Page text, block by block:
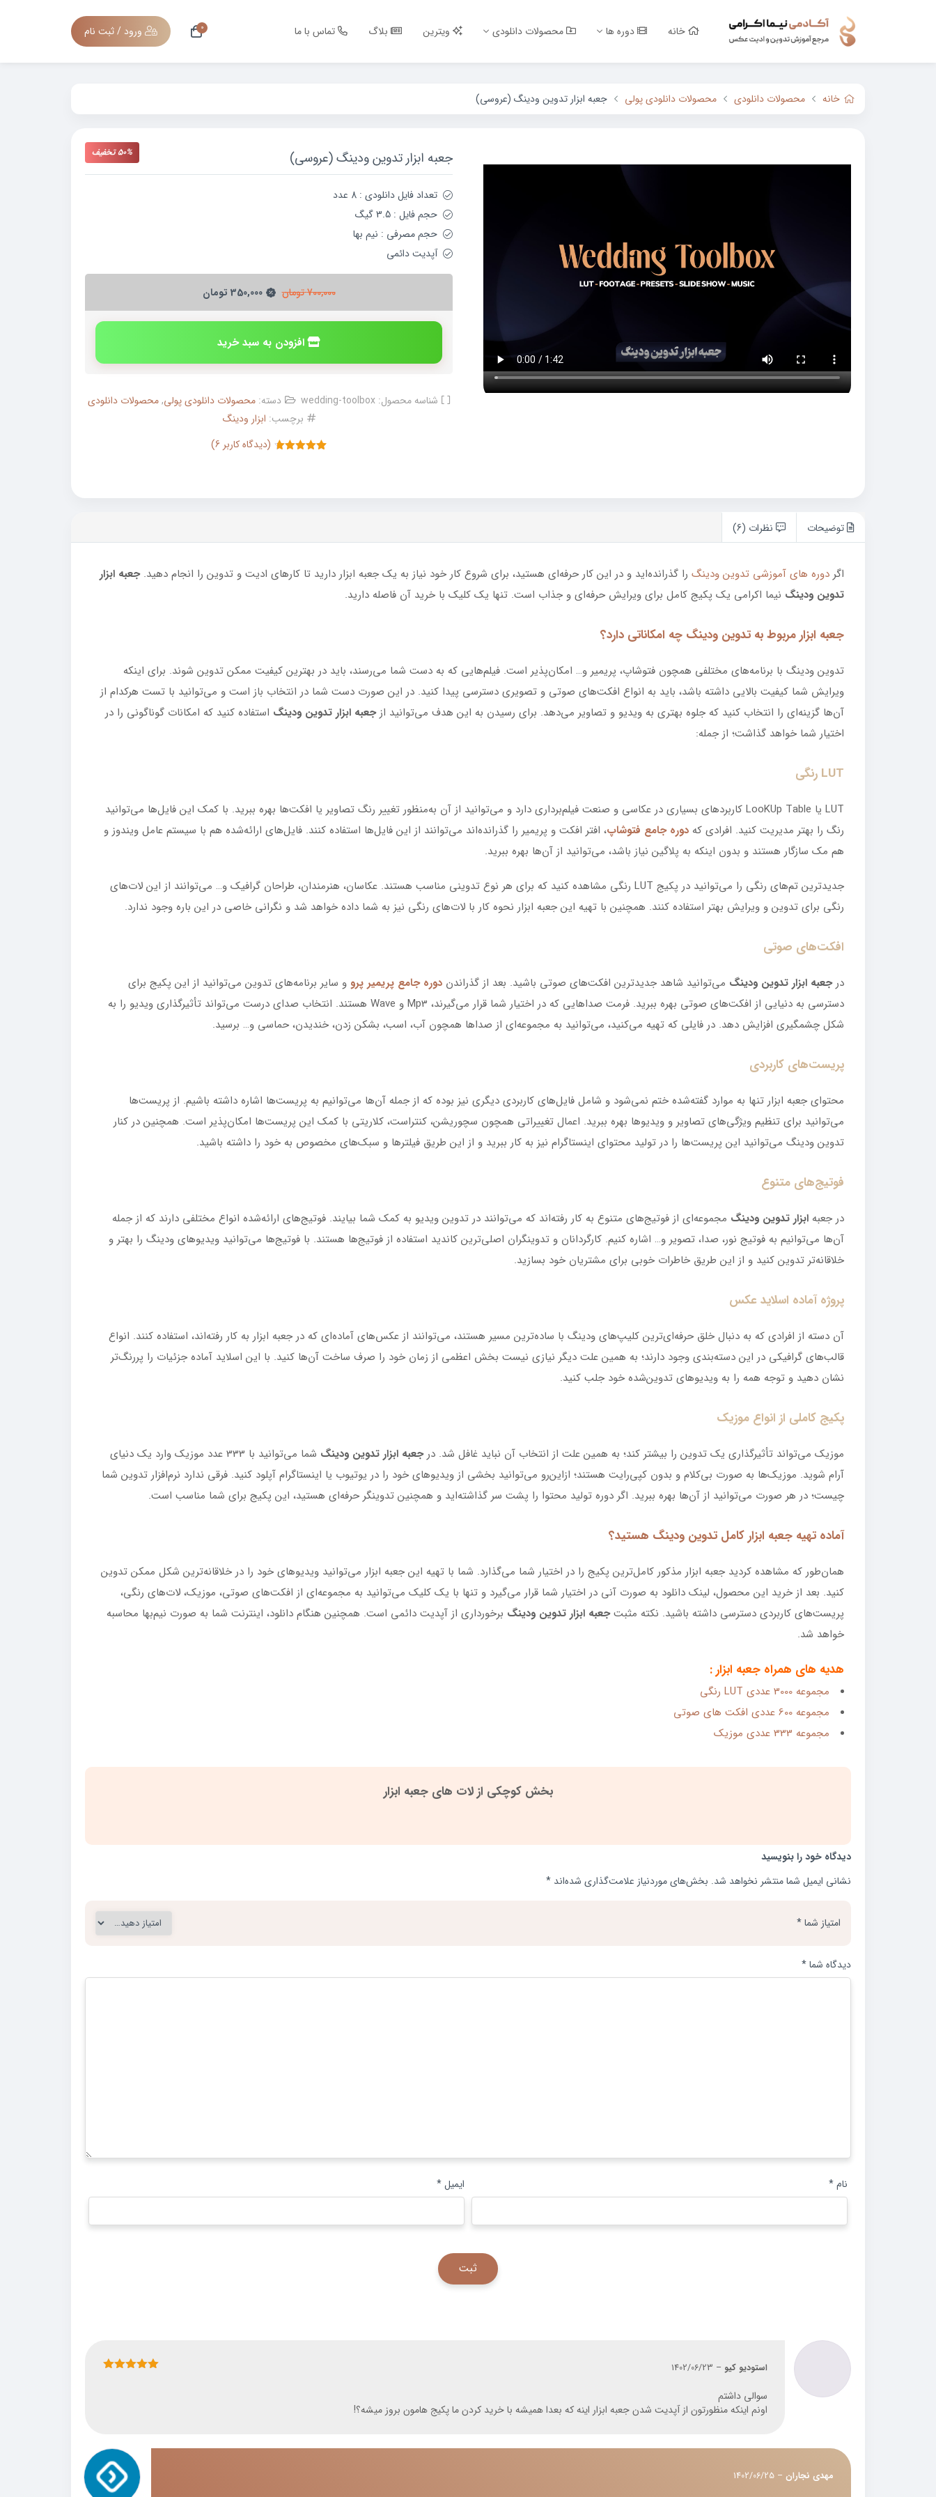
خانه دوره ها محصولات دانلودی ویترین بلاگ تماس با ما ورود / ثبت نام 0
خانه محصولات دانلودی محصولات دانلودی پولی جعبه ابزار تدوین ودینگ (عروسی)
50% تخفیف جعبه ابزار تدوین ودینگ (عروسی)
(دیدگاه کاربر 6
)
700,000تومان 350,000 تومان
تعداد فایل دانلودی : 8 عدد
حجم فایل : 3.5 گیگ
حجم مصرفی : نیم بها
آپدیت دائمی
افزودن به سبد خرید
شناسه محصول: wedding-toolbox دسته:محصولات دانلودی پولی,محصولات دانلودی
برچسب: ابزار ودینگ
توضیحات نظرات (6)
اگر دوره‌ های آموزشی تدوین ودینگ را گذرانده‌اید و در این کار حرفه‌ای هستید، برای شروع کار خود نیاز به یک جعبه ابزار دارید تا کارهای ادیت و تدوین را انجام دهید.جعبه ابزار
تدوین ودینگ نیما اکرامی یک پکیج کامل برای ویرایش حرفه‌ای و جذاب است. تنها یک کلیک با خرید آن فاصله دارید.
جعبه ابزار مربوط به تدوین ودینگ چه امکاناتی دارد؟
تدوین ودینگ با برنامه‌های مختلفی همچون فتوشاپ، پریمیر و… امکان‌پذیر است. فیلم‌هایی که به دست شما می‌رسند، باید در بهترین کیفیت ممکن تدوین شوند. برای اینکه
ویرایش شما کیفیت بالایی داشته باشد، باید به انواع افکت‌های صوتی و تصویری دسترسی پیدا کنید. در این صورت دست شما در انتخاب باز است و می‌توانید با تست هرکدام از
آن‌ها گزینه‌ای را انتخاب کنید که جلوه بهتری به ویدیو و تصاویر می‌دهد. برای رسیدن به این هدف می‌توانید ازجعبه ابزار تدوین ودینگ استفاده کنید که امکانات گوناگونی را در
اختیار شما خواهد گذاشت؛ از جمله:
LUT رنگی
LUT یا LooKUp Table کاربردهای بسیاری در عکاسی و صنعت فیلم‌برداری دارد و می‌توانید از آن به‌منظور تغییر رنگ تصاویر یا افکت‌ها بهره ببرید. با کمک این فایل‌ها می‌توانید
رنگ را بهتر مدیریت کنید. افرادی که دوره جامع فتوشاپ، افتر افکت و پریمیر را گذرانده‌اند می‌توانند از این فایل‌ها استفاده کنند. فایل‌های ارائه‌شده هم با سیستم عامل ویندوز و
هم مک سازگار هستند و بدون اینکه به پلاگین نیاز باشد، می‌توانید از آن‌ها بهره ببرید.
جدیدترین تم‌های رنگی را می‌توانید در پکیج LUT رنگی مشاهده کنید که برای هر نوع تدوینی مناسب هستند. عکاسان، هنرمندان، طراحان گرافیک و… می‌توانند از این لات‌های
رنگی برای تدوین و ویرایش بهتر استفاده کنند. همچنین با تهیه این جعبه ابزار نحوه کار با لات‌های رنگی نیز به شما داده خواهد شد و نگرانی خاصی در این باره وجود ندارد.
افکت‌های صوتی
درجعبه ابزار تدوین ودینگ می‌توانید شاهد جدیدترین افکت‌های صوتی باشید. بعد از گذراندن دوره جامع پریمیر پرو و سایر برنامه‌های تدوین می‌توانید از این پکیج برای
دسترسی به دنیایی از افکت‌های صوتی بهره ببرید. فرمت صداهایی که در اختیار شما قرار می‌گیرند، Mp3 و Wave هستند. انتخاب صدای درست می‌تواند تأثیرگذاری ویدیو را به
شکل چشمگیری افزایش دهد. در فایلی که تهیه می‌کنید، می‌توانید به مجموعه‌ای از صداها همچون آب، اسب، بشکن زدن، خندیدن، حماسی و… برسید.
پریست‌های کاربردی
محتوای جعبه ابزار تنها به موارد گفته‌شده ختم نمی‌شود و شامل فایل‌های کاربردی دیگری نیز بوده که از جمله آن‌ها می‌توانیم به پریست‌ها اشاره داشته باشیم. از پریست‌ها
می‌توانید برای تنظیم ویژگی‌های تصاویر و ویدیوها بهره ببرید. اعمال تغییراتی همچون سچوریشن، کنتراست، کلاریتی با کمک این پریست‌ها امکان‌پذیر است. همچنین در کنار
تدوین ودینگ می‌توانید این پریست‌ها را در تولید محتوای اینستاگرام نیز به کار ببرید و از این طریق فیلترها و سبک‌های مخصوص به خود را داشته باشید.
فوتیج‌های متنوع
در جعبه ابزار تدوین ودینگ مجموعه‌ای از فوتیج‌های متنوع به کار رفته‌اند که می‌توانند در تدوین ویدیو به کمک شما بیایند. فوتیج‌های ارائه‌شده انواع مختلفی دارند که از جمله
آن‌ها می‌توانیم به فوتیج نور، صدا، تصویر و… اشاره کنیم. کارگردانان و تدوینگران اصلی‌ترین کاندید استفاده از فوتیج‌ها هستند. با فوتیج‌ها می‌توانید ویدیوهای ودینگ را بهتر و
خلاقانه‌تر تدوین کنید و از این طریق خاطرات خوبی برای مشتریان خود بسازید.
پروژه آماده اسلاید عکس
آن دسته از افرادی که به دنبال خلق حرفه‌ای‌ترین کلیپ‌های ودینگ با ساده‌ترین مسیر هستند، می‌توانند از عکس‌های آماده‌ای که در جعبه ابزار به کار رفته‌اند، استفاده کنند. انواع
قالب‌های گرافیکی در این دسته‌بندی وجود دارند؛ به همین علت دیگر نیازی نیست بخش اعظمی از زمان خود را صرف ساخت آن‌ها کنید. با این اسلاید آماده جزئیات را پررنگ‌تر
نشان دهید و توجه همه را به ویدیوهای تدوین‌شده خود جلب کنید.
پکیج کاملی از انواع موزیک
موزیک می‌تواند تأثیرگذاری یک تدوین را بیشتر کند؛ به همین علت از انتخاب آن نباید غافل شد. درجعبه ابزار تدوین ودینگ
شما می‌توانید با 333 عدد موزیک وارد یک دنیای
آرام شوید. موزیک‌ها به صورت بی‌کلام و بدون کپی‌رایت هستند؛ ازاین‌رو می‌توانید بخشی از ویدیوهای خود را در یوتیوب یا اینستاگرام آپلود کنید. فرقی ندارد نرم‌افزار تدوین شما
چیست؛ در هر صورت می‌توانید از آن‌ها بهره ببرید. اگر دوره تولید محتوا را پشت سر گذاشته‌اید و همچنین تدوینگر حرفه‌ای هستید، این پکیج برای شما مناسب است.
آماده تهیه جعبه ابزار کامل تدوین ودینگ هستید؟
همان‌طور که مشاهده کردید جعبه ابزار مذکور کامل‌ترین پکیج را در اختیار شما می‌گذارد. شما با تهیه این جعبه ابزار می‌توانید ویدیوهای خود را در خلاقانه‌ترین شکل ممکن تدوین
کنید. بعد از خرید این محصول، لینک دانلود به صورت آنی در اختیار شما قرار می‌گیرد و تنها با یک کلیک می‌توانید به مجموعه‌ای از افکت‌های صوتی، موزیک، لات‌های رنگی،
پریست‌های کاربردی دسترسی داشته باشید. نکته مثبتجعبه ابزار تدوین ودینگ برخورداری از آپدیت دائمی است. همچنین هنگام دانلود، اینترنت شما به صورت نیم‌بها محاسبه
خواهد شد.
هدیه های همراه جعبه ابزار :
مجموعه 3000 عددی LUT رنگی
مجموعه 600 عددی افکت های صوتی
مجموعه 333 عددی موزیک
بخش کوچکی از لات های جعبه ابزار
دیدگاه خود را بنویسید
نشانی ایمیل شما منتشر نخواهد شد. بخش‌های موردنیاز علامت‌گذاری شده‌اند *
امتیاز شما*
دیدگاه شما*
نام* ایمیل*
استودیو کیو –
1402/06/23
سوالی داشتم
اونم اینکه منظورتون از آپدیت شدن جعبه ابزار اینه که بعدا همیشه با خرید کردن ما پکیج هامون بروز میشه؟!
مهدی نجاران –
1402/06/25